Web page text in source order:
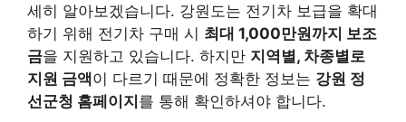
세히 알아보겠습니다. 강원도는 전기차 보급을 확대
하기 위해 전기차 구매 시 최대 1,000만원까지 보조
금을 지원하고 있습니다. 하지만 지역별, 차종별로
지원 금액이 다르기 때문에 정확한 정보는 강원 정
선군청 홈페이지를 통해 확인하셔야 합니다.